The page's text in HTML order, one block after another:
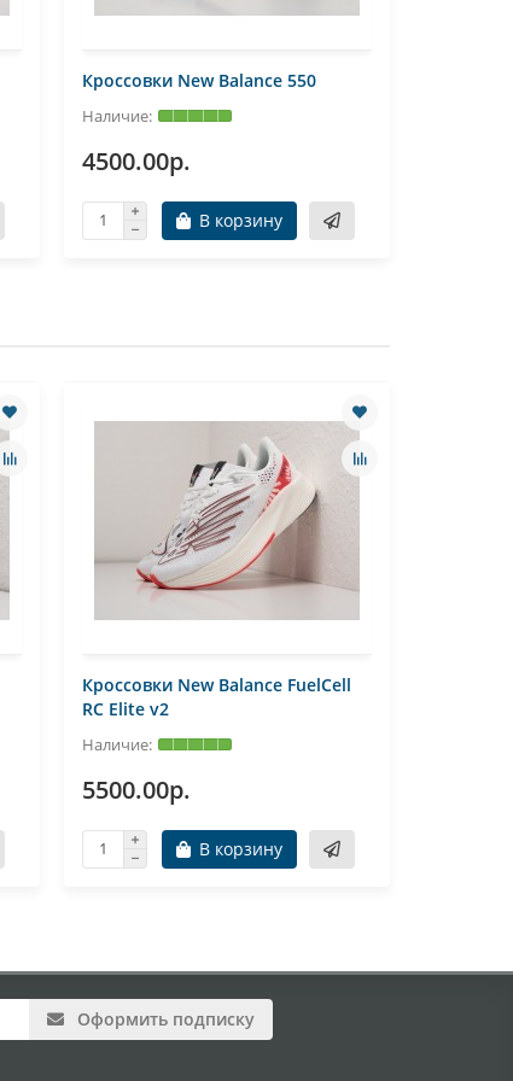
Кроссовки New Balance 550
4500.00р.
В корзину
Кроссовки New Balance FuelCell
RC Elite v2
5500.00р.
В корзину
Оформить подписку